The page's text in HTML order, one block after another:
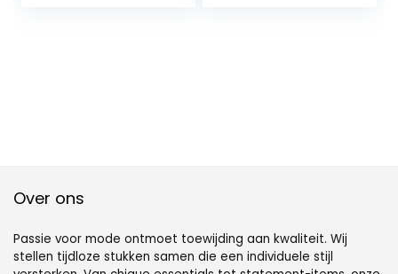
Over ons
Passie voor mode ontmoet toewijding aan kwaliteit. Wij
stellen tijdloze stukken samen die een individuele stijl